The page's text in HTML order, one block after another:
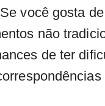
você gosta de
não
de ter